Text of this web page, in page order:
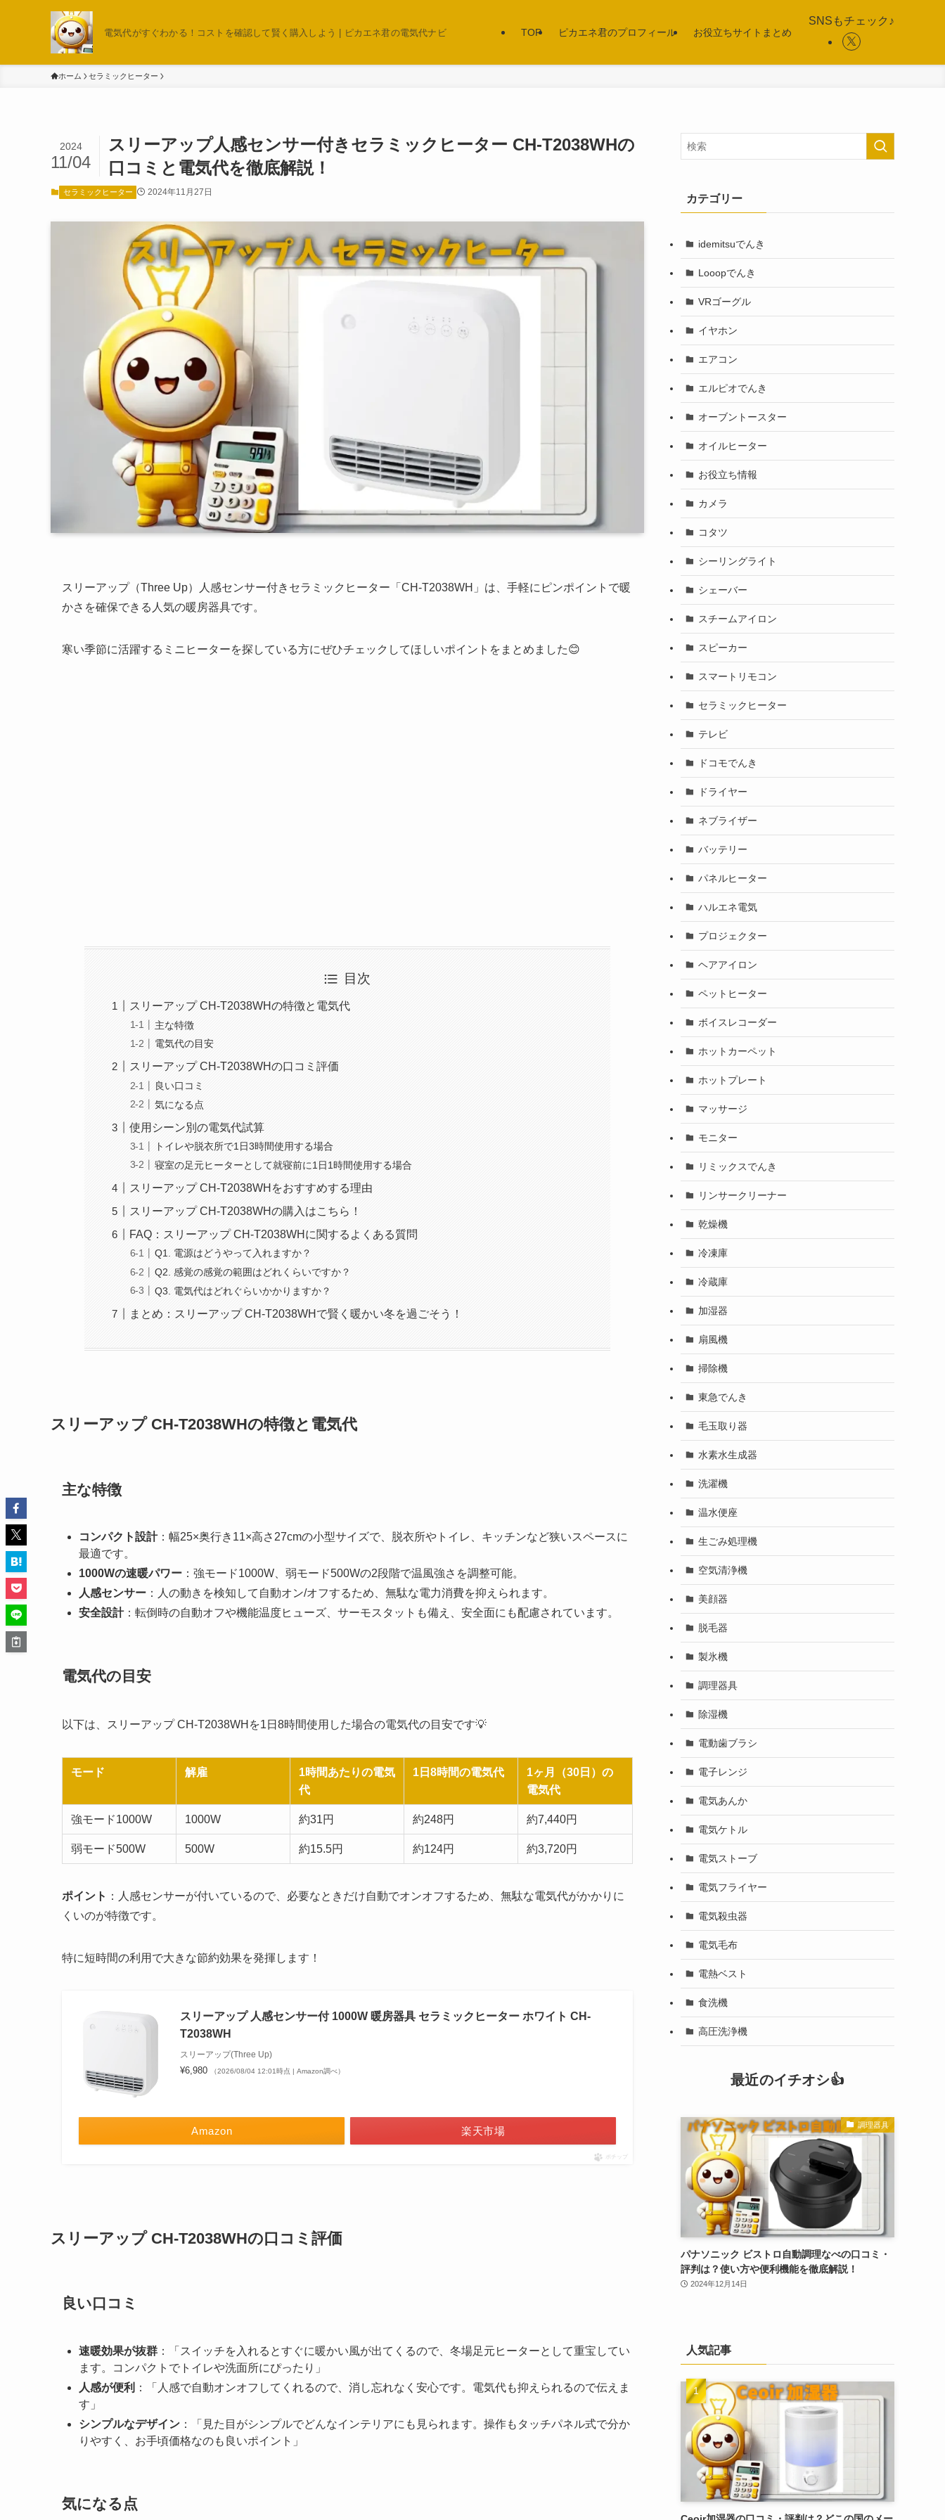
電気代がすぐわかる！コストを確認して賢く購入しよう | ピカエネ君の電気代ナビ TOP ピカエネ君のプロフィール お役立ちサイトまとめ
SNSもチェック♪
ホーム セラミックヒーター
スリーアップ人感センサー付きセラミックヒーター CH-T2038WHの
口コミと電気代を徹底解説！
2024
11/04
セラミックヒーター 2024年11月27日
スリーアップ（Three Up）人感センサー付きセラミックヒーター「CH-T2038WH」は、手軽にピンポイントで暖
かさを確保できる人気の暖房器具です。
寒い季節に活躍するミニヒーターを探している方にぜひチェックしてほしいポイントをまとめました😊
目次
スリーアップ CH-T2038WHの特徴と電気代
主な特徴
電気代の目安
スリーアップ CH-T2038WHの口コミ評価
良い口コミ
気になる点
使用シーン別の電気代試算
トイレや脱衣所で1日3時間使用する場合
寝室の足元ヒーターとして就寝前に1日1時間使用する場合
スリーアップ CH-T2038WHをおすすめする理由
スリーアップ CH-T2038WHの購入はこちら！
FAQ：スリーアップ CH-T2038WHに関するよくある質問
Q1. 電源はどうやって入れますか？
Q2. 感覚の感覚の範囲はどれくらいですか？
Q3. 電気代はどれぐらいかかりますか？
まとめ：スリーアップ CH-T2038WHで賢く暖かい冬を過ごそう！
スリーアップ CH-T2038WHの特徴と電気代
主な特徴
コンパクト設計：幅25×奥行き11×高さ27cmの小型サイズで、脱衣所やトイレ、キッチンなど狭いスペースに
最適です。
1000Wの速暖パワー ：強モード1000W、弱モード500Wの2段階で温風強さを調整可能。
人感センサー ：人の動きを検知して自動オン/オフするため、無駄な電力消費を抑えられます。
安全設計：転倒時の自動オフや機能温度ヒューズ、サーモスタットも備え、安全面にも配慮されています。
電気代の目安
以下は、スリーアップ CH-T2038WHを1日8時間使用した場合の電気代の目安です💡
モード 解雇
1時間あたりの電気
代
1日8時間の電気代
1ヶ月（30日）の
電気代
強モード1000W 1000W 約31円 約248円 約7,440円
弱モード500W 500W 約15.5円 約124円 約3,720円
ポイント ：人感センサーが付いているので、必要なときだけ自動でオンオフするため、無駄な電気代がかかりに
くいのが特徴です。
特に短時間の利用で大きな節約効果を発揮します！
スリーアップ 人感センサー付 1000W 暖房器具 セラミックヒーター ホワイト CH-
T2038WH
スリーアップ(Three Up)
¥6,980 （2026/08/04 12:01時点 | Amazon調べ）
Amazon 楽天市場
ポチップ
スリーアップ CH-T2038WHの口コミ評価
良い口コミ
速暖効果が抜群 ：「スイッチを入れるとすぐに暖かい風が出てくるので、冬場足元ヒーターとして重宝してい
ます。コンパクトでトイレや洗面所にぴったり」
人感が便利 ：「人感で自動オンオフしてくれるので、消し忘れなく安心です。電気代も抑えられるので伝えま
す」
シンプルなデザイン ：「見た目がシンプルでどんなインテリアにも見られます。操作もタッチパネル式で分か
りやすく、お手頃価格なのも良いポイント」
気になる点
カテゴリー
idemitsuでんき
Looopでんき
VRゴーグル
イヤホン
エアコン
エルピオでんき
オーブントースター
オイルヒーター
お役立ち情報
カメラ
コタツ
シーリングライト
シェーバー
スチームアイロン
スピーカー
スマートリモコン
セラミックヒーター
テレビ
ドコモでんき
ドライヤー
ネブライザー
バッテリー
パネルヒーター
ハルエネ電気
プロジェクター
ヘアアイロン
ペットヒーター
ボイスレコーダー
ホットカーペット
ホットプレート
マッサージ
モニター
リミックスでんき
リンサークリーナー
乾燥機
冷凍庫
冷蔵庫
加湿器
扇風機
掃除機
東急でんき
毛玉取り器
水素水生成器
洗濯機
温水便座
生ごみ処理機
空気清浄機
美顔器
脱毛器
製氷機
調理器具
除湿機
電動歯ブラシ
電子レンジ
電気あんか
電気ケトル
電気ストーブ
電気フライヤー
電気殺虫器
電気毛布
電熱ベスト
食洗機
高圧洗浄機
最近のイチオシ👍
調理器具
パナソニック ビストロ自動調理なべの口コミ・
評判は？使い方や便利機能を徹底解説！
2024年12月14日
人気記事